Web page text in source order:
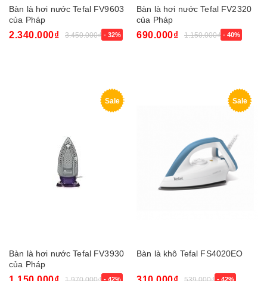
Bàn là hơi nước Tefal FV9603
của Pháp
2.340.000₫ 3.450.000₫ - 32%
Bàn là hơi nước Tefal FV2320
của Pháp
690.000₫ 1.150.000₫ - 40%
Sale
Bàn là hơi nước Tefal FV3930
của Pháp
- 42%
Sale
Bàn là khô Tefal FS4020EO
- 42%